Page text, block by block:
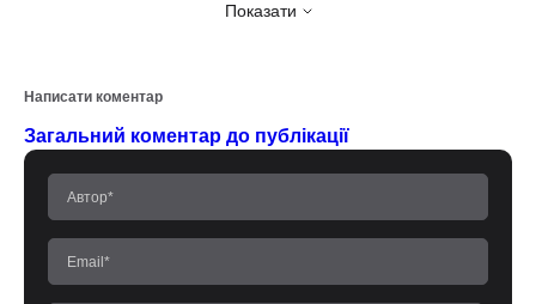
Показати
Написати коментар
Загальний коментар до публікації